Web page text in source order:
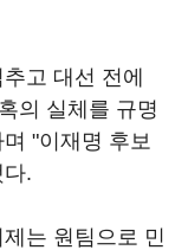
고 대선 전에
의 실체를 규명
"이재명 후보
.
는 원팀으로 민